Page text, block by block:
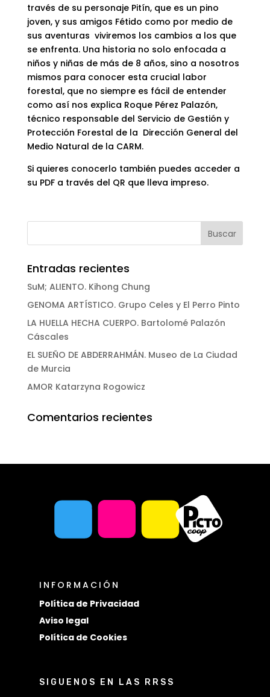
través de su personaje Pitín, que es un pino
joven, y sus amigos Fétido como por medio de
sus aventuras viviremos los cambios a los que
se enfrenta. Una historia no solo enfocada a
niños y niñas de más de 8 años, sino a nosotros
mismos para conocer esta crucial labor
forestal, que no siempre es fácil de entender
como así nos explica Roque Pérez Palazón,
técnico responsable del Servicio de Gestión y
Protección Forestal de la Dirección General del
Medio Natural de la CARM.
Si quieres conocerlo también puedes acceder a
su PDF a través del QR que lleva impreso.
Entradas recientes
SuM; ALIENTO. Kihong Chung
GENOMA ARTÍSTICO. Grupo Celes y El Perro Pinto
LA HUELLA HECHA CUERPO. Bartolomé Palazón
Cáscales
EL SUEÑO DE ABDERRAHMÁN. Museo de La Ciudad
de Murcia
AMOR Katarzyna Rogowicz
Comentarios recientes
INFORMACIÓN
Política de Privacidad
Aviso legal
Política de Cookies
SIGUENOS EN LAS RRSS